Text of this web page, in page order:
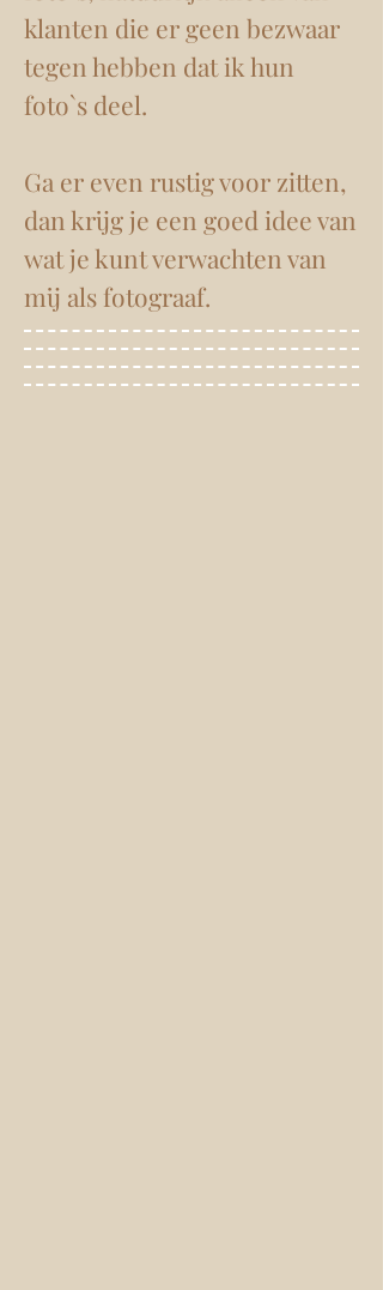
Hier plaats ik van elke
fotoshoot een paar mooie
foto`s, natuurlijk alleen van
klanten die er geen bezwaar
foto`s deel.
Ga er even rustig voor zitten,
dan krijg je een goed idee van
wat je kunt verwachten van
mij als fotograaf.